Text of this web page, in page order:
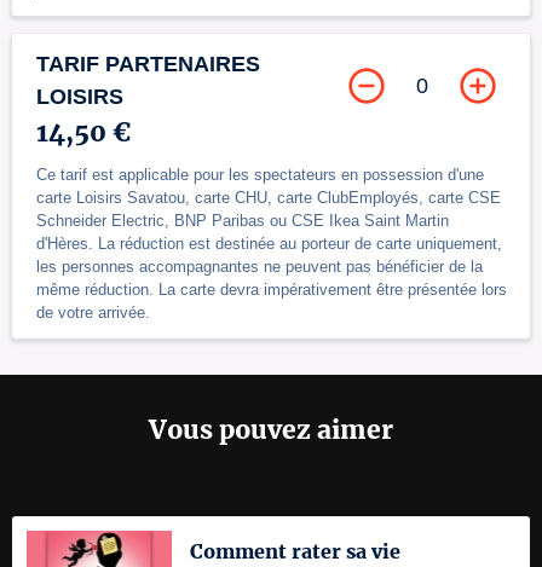
TARIF PARTENAIRES
LOISIRS
14,50 €
Ce tarif est applicable pour les spectateurs en possession d'une
carte Loisirs Savatou, carte CHU, carte ClubEmployés, carte CSE
Schneider Electric, BNP Paribas ou CSE Ikea Saint Martin
d'Hères. La réduction est destinée au porteur de carte uniquement,
les personnes accompagnantes ne peuvent pas bénéficier de la
même réduction. La carte devra impérativement être présentée lors
de votre arrivée.
0
Vous pouvez aimer
Comment rater sa vie